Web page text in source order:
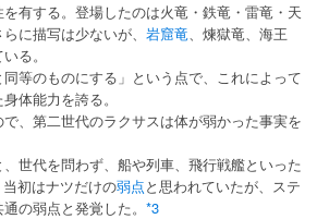
有する。登場したのは火竜・鉄竜・雷竜・天
に描写は少ないが、 岩窟竜、煉獄竜、海王
る。
等のものにする」という点で、これによって
体能力を誇る。
、第二世代のラクサスは体が弱かった事実を
世代を問わず、船や列車、飛行戦艦といった
当初はナツだけの弱点と思われていたが、ステ
の弱点と発覚した。 *3